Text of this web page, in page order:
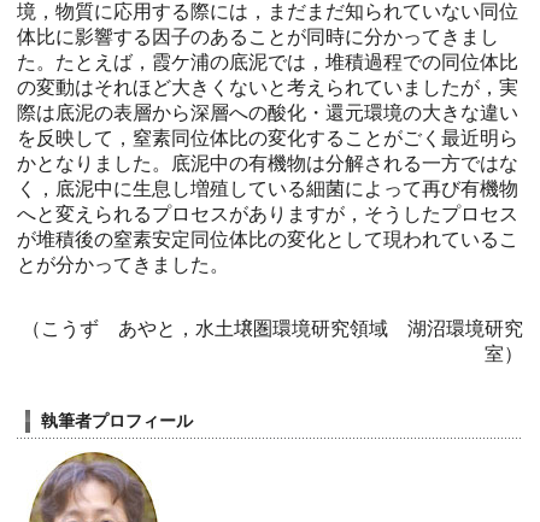
境，物質に応用する際には，まだまだ知られていない同位
体比に影響する因子のあることが同時に分かってきまし
た。たとえば，霞ケ浦の底泥では，堆積過程での同位体比
の変動はそれほど大きくないと考えられていましたが，実
際は底泥の表層から深層への酸化・還元環境の大きな違い
を反映して，窒素同位体比の変化することがごく最近明ら
かとなりました。底泥中の有機物は分解される一方ではな
く，底泥中に生息し増殖している細菌によって再び有機物
へと変えられるプロセスがありますが，そうしたプロセス
が堆積後の窒素安定同位体比の変化として現われているこ
とが分かってきました。
（こうず あやと，水土壌圏環境研究領域 湖沼環境研究
室）
執筆者プロフィール